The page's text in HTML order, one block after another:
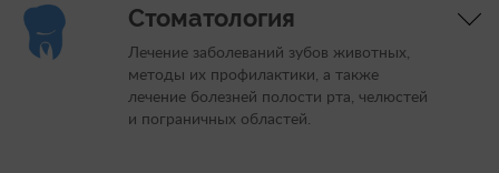
Стоматология
Лечение заболеваний зубов животных,
методы их профилактики, а также
лечение болезней полости рта, челюстей
и пограничных областей.